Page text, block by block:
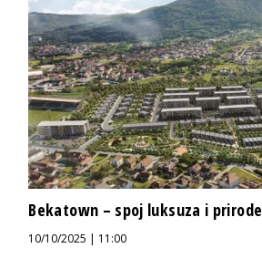
Bekatown – spoj luksuza i prirode
10/10/2025 | 11:00